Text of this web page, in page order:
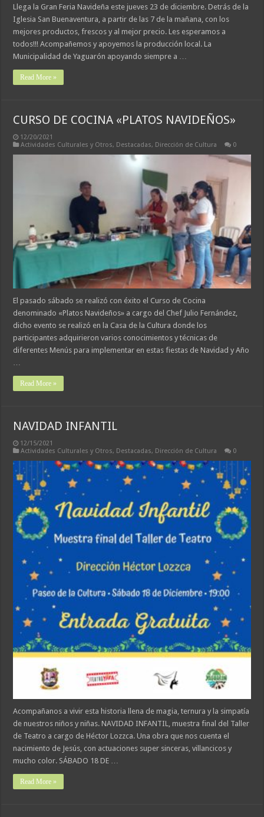
Llega la Gran Feria Navideña este jueves 23 de diciembre. Detrás de la
Iglesia San Buenaventura, a partir de las 7 de la mañana, con los
mejores productos, frescos y al mejor precio. Les esperamos a
todos!!! Acompañemos y apoyemos la producción local. La
Municipalidad de Yaguarón apoyando siempre a …
Read More »
CURSO DE COCINA «PLATOS NAVIDEÑOS»
12/20/2021
Actividades Culturales y Otros, Destacadas, Dirección de Cultura 0
El pasado sábado se realizó con éxito el Curso de Cocina
denominado «Platos Navideños» a cargo del Chef Julio Fernández,
dicho evento se realizó en la Casa de la Cultura donde los
participantes adquirieron varios conocimientos y técnicas de
diferentes Menús para implementar en estas fiestas de Navidad y Año
…
Read More »
NAVIDAD INFANTIL
12/15/2021
Actividades Culturales y Otros, Destacadas, Dirección de Cultura 0
Acompañanos a vivir esta historia llena de magia, ternura y la simpatía
de nuestros niños y niñas. NAVIDAD INFANTIL, muestra final del Taller
de Teatro a cargo de Héctor Lozzca. Una obra que nos cuenta el
nacimiento de Jesús, con actuaciones super sinceras, villancicos y
mucho color. SÁBADO 18 DE …
Read More »